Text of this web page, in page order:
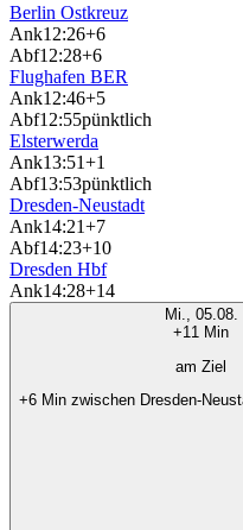
Berlin Ostkreuz
Ank12:26+6
Abf12:28+6
Flughafen BER
Ank12:46+5
Abf12:55pünktlich
Elsterwerda
Ank13:51+1
Abf13:53pünktlich
Dresden-Neustadt
Ank14:21+7
Abf14:23+10
Dresden Hbf
Ank14:28+14
Mi., 05.08.
+11 Min
am Ziel
+6 Min zwischen Dresden-